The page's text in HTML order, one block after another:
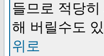
들므로 적당
해 버릴수도
위로